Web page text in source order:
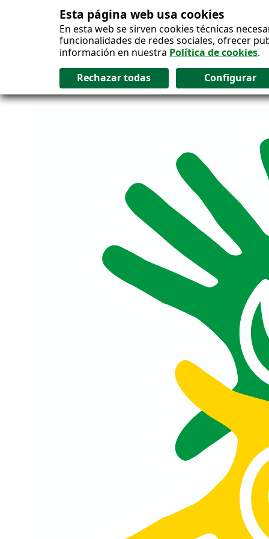
Esta página web usa cookies
En esta web se sirven cookies técnicas
funcionalidades de redes sociales, ofrecer
información en nuestra Política de cookies.
Salto al contenido